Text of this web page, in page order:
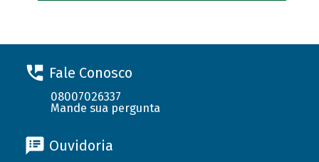
Fale Conosco
08007026337
Mande sua pergunta
Ouvidoria